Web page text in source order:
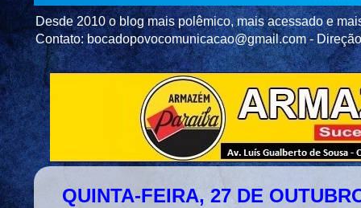
Desde 2010 o blog mais polêmico, mais acessado e
Contato: bocadopovocomunicacao@gmail.com -
QUINTA-FEIRA, 27 DE